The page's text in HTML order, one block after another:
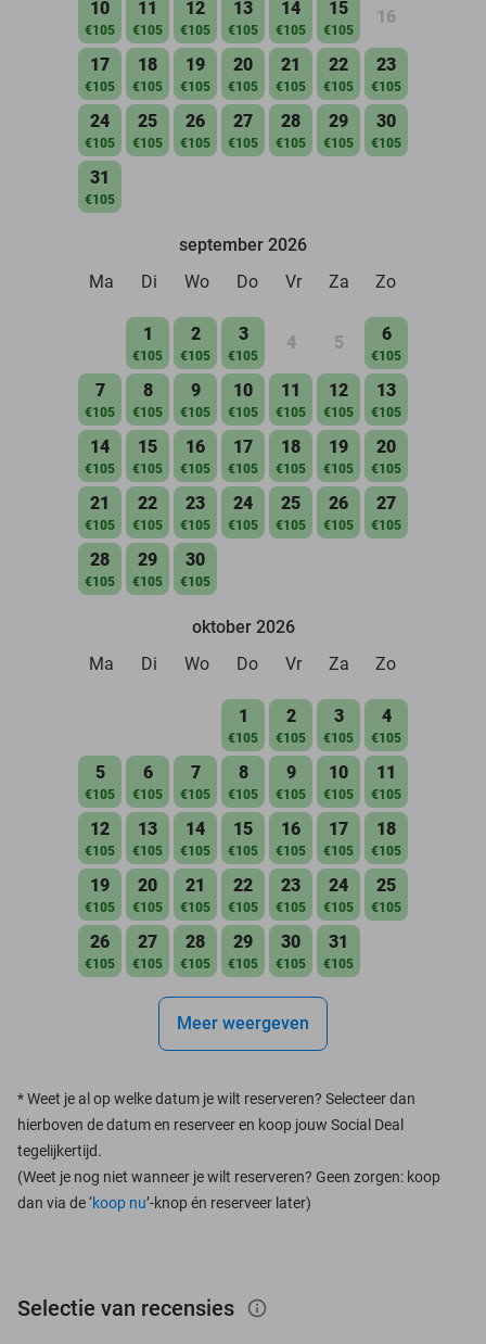
10
€105
11
€105
12
€105
13
€105
14
€105
15
€105
16
17
€105
18
€105
19
€105
20
€105
21
€105
22
€105
23
€105
24
€105
25
€105
26
€105
27
€105
28
€105
29
€105
30
€105
31
€105
september 2026
Ma
Di Wo Do Vr Za Zo
1
€105
2
€105
3
€105
4 5 6
€105
7
€105
8
€105
9
€105
10
€105
11
€105
12
€105
13
€105
14
€105
15
€105
16
€105
17
€105
18
€105
19
€105
20
€105
21
€105
22
€105
23
€105
24
€105
25
€105
26
€105
27
€105
28
€105
29
€105
30
€105
oktober 2026
Ma
Di Wo Do Vr Za Zo
1
€105
2
€105
3
€105
4
€105
5
€105
6
€105
7
€105
8
€105
9
€105
10
€105
11
€105
12
€105
13
€105
14
€105
15
€105
16
€105
17
€105
18
€105
19
€105
20
€105
21
€105
22
€105
23
€105
24
€105
25
€105
26
€105
27
€105
28
€105
29
€105
30
€105
31
€105
Meer weergeven
*Weet je al op welke datum je wilt reserveren? Selecteer dan
hierboven de datum en reserveer en koop jouw Social Deal
tegelijkertijd.
(Weet je nog niet wanneer je wilt reserveren? Geen zorgen: koop
dan via de ‘koop nu’-knop én reserveer later)
Selectie van recensies info_outlined